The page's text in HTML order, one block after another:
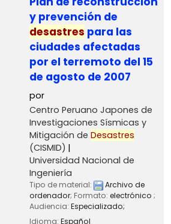
y prevención de
desastres para las
ciudades afectadas
por el terremoto del 15
de agosto de 2007
por
Centro Peruano Japones de
Investigaciones Sísmicas y
Mitigación de Desastres
(CISMID)
Universidad Nacional de
Ingeniería
Tipo de material:
Archivo de
ordenador; Formato: electrónico ;
Audiencia: Especializado;
Idioma: Español